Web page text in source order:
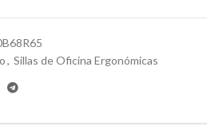
, Sillas de Oficina Ergonómicas